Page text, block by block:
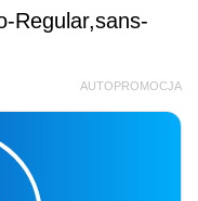
Regular,sans-
AUTOPROMOCJA